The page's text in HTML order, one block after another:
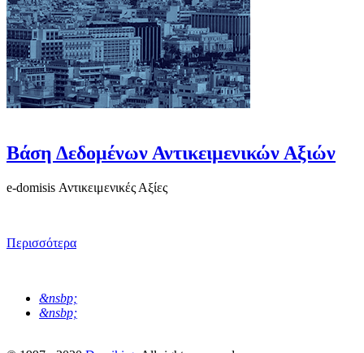
Βάση Δεδομένων Αντικειμενικών Αξιών
e-domisis Αντικειμενικές Αξίες
Περισσότερα
&nsbp;
&nsbp;